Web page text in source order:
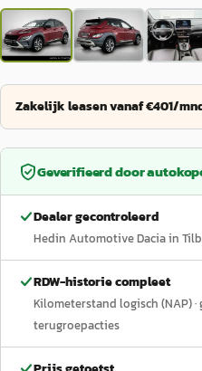
Zakelijk leasen vanaf €401/
Geverifieerd door
Dealer gecontroleerd
Hedin Automotive Dacia in
RDW-historie compleet
Kilometerstand logisch (NAP)
terugroepacties